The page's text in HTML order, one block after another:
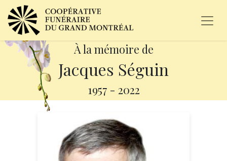
À la mémoire de
Jacques Séguin
1957 - 2022